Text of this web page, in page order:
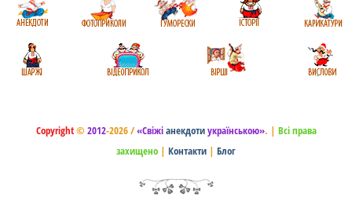
Copyright© 2012-2026 /«Свіжіанекдотиукраїнською». | Всі права
захищено | Контакти | Блог